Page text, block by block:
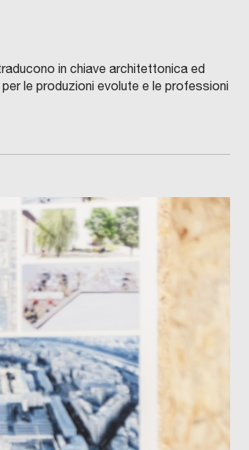
in chiave architettonica ed
le produzioni evolute e le professioni